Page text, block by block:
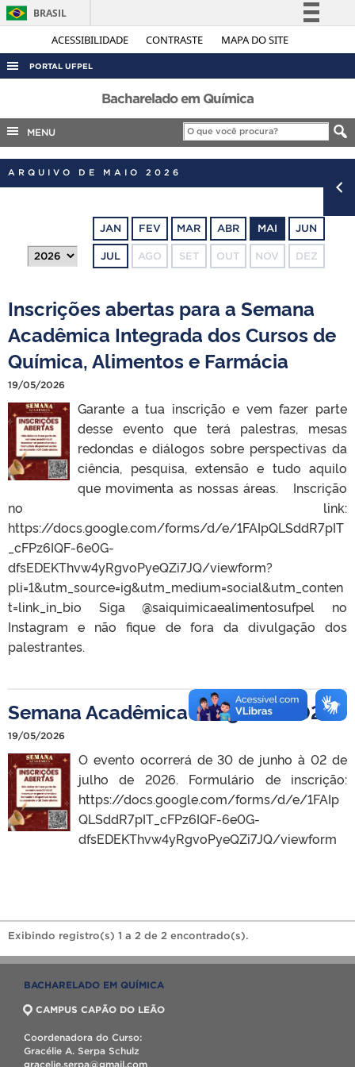
ACESSIBILIDADE CONTRASTE MAPA DO SITE
BRASIL
Simplifique!
Legislação
Canais
PORTAL UFPEL
ACESSO À INFORMAÇÃO
AUDITORIA
COBALTO
CONCURSOS
OUVIDORIA
TELEFONES
Bacharelado em Química
MENU
ARQUIVO DE MAIO 2026
JAN FEV MAR ABR MAI JUN
JUL AGO SET OUT NOV DEZ
Inscrições abertas para a Semana
Acadêmica Integrada dos Cursos de
Química, Alimentos e Farmácia
19/05/2026
Garante a tua inscrição e vem fazer parte
desse evento que terá palestras, mesas
redondas e diálogos sobre perspectivas da
ciência, pesquisa, extensão e tudo aquilo
que movimenta as nossas áreas. Inscrição
no link:
https://docs.google.com/forms/d/e/1FAIpQLSddR7pIT
_cFPz6IQF-6e0G-
dfsEDEKThvw4yRgvoPyeQZi7JQ/viewform?
pli=1&utm_source=ig&utm_medium=social&utm_conten
t=link_in_bio Siga @saiquimicaealimentosufpel no
Instagram e não fique de fora da divulgação dos
palestrantes.
Semana Acadêmica Integrada 2026
19/05/2026
O evento ocorrerá de 30 de junho à 02 de
julho de 2026. Formulário de inscrição:
https://docs.google.com/forms/d/e/1FAIp
QLSddR7pIT_cFPz6IQF-6e0G-
dfsEDEKThvw4yRgvoPyeQZi7JQ/viewform
Exibindo registro(s) 1 a 2 de 2 encontrado(s).
BACHARELADO EM QUÍMICA
CAMPUS CAPÃO DO LEÃO
Coordenadora do Curso:
Gracélie A. Serpa Schulz
gracelie.serpa@gmail.com